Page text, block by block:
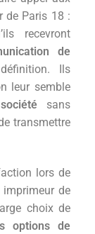
de Paris 18 :
recevront
de
Ils
leur semble
sans
transmettre
lors de
imprimeur de
choix de
options de